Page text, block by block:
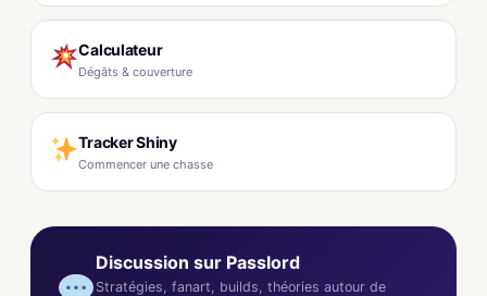
Calculateur
Dégâts & couverture
Tracker Shiny
Commencer une chasse
Discussion sur Passlord
Stratégies, fanart, builds, théories autour de